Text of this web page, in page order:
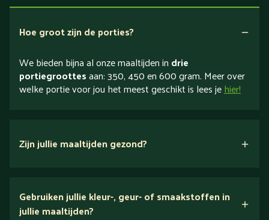
Hoe groot zijn de porties?
We bieden bijna al onze maaltijden in drie
portiegroottesaan: 350, 450 en 600 gram. Meer over
welke portie voor jou het meest geschikt is lees jehier!
Zijn jullie maaltijden gezond?
Gebruiken jullie kleur-, geur- of smaakstoffen in
jullie maaltijden?